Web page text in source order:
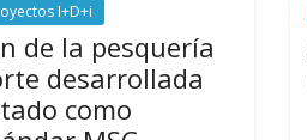
I+D+i
de la pesquería
desarrollada
como